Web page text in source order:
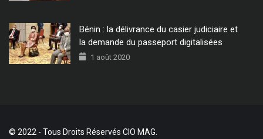
Bénin : la délivrance du casier judiciaire et
la demande du passeport digitalisées
1 août 2020
© 2022 - Tous Droits Réservés CIO MAG.